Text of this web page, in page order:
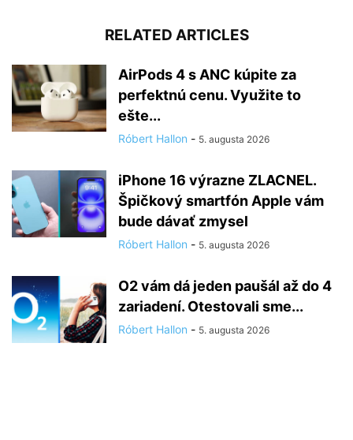
RELATED ARTICLES
AirPods 4 s ANC kúpite za
perfektnú cenu. Využite to
ešte...
Róbert Hallon - 5. augusta 2026
iPhone 16 výrazne ZLACNEL.
Špičkový smartfón Apple vám
bude dávať zmysel
Róbert Hallon - 5. augusta 2026
O2 vám dá jeden paušál až do 4
zariadení. Otestovali sme...
Róbert Hallon - 5. augusta 2026